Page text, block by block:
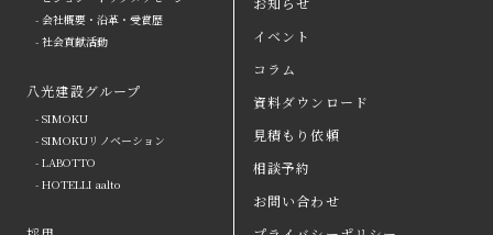
八光建設の強み
arrow
会社情報
八光建設グループ
arrow
採用
arrow
よくある質問
お問い合わせ
資料ダウンロード
取引会社の皆さまへ
プライバシーポリシー
- 会社概要・沿革・受賞歴
- 社会貢献活動
八光建設グループ
- SIMOKU
- SIMOKUリノベーション
- LABOTTO
- HOTELLI aalto
イベント
コラム
資料ダウンロード
見積もり依頼
相談予約
お問い合わせ